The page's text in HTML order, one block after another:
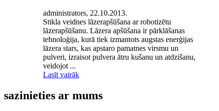
administrators, 22.10.2013.
Stikla veidnes lāzerapšūšana ar robotizētu
lāzerapšūšanu. Lāzera apšūšana ir pārklāšanas
tehnoloģija, kurā tiek izmantots augstas enerģijas
lāzera stars, kas apstaro pamatnes virsmu un
pulveri, izraisot pulvera ātru kušanu un atdzišanu,
veidojot ...
Lasīt vairāk
sazinieties ar mums